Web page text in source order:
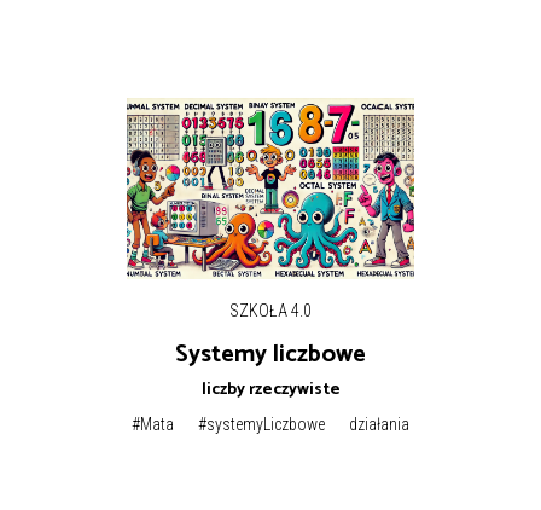
SZKOŁA 4.0
Systemy liczbowe
liczby rzeczywiste
#Mata #systemyLiczbowe działania